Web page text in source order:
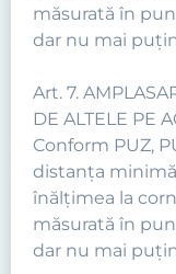
măsurată în
dar nu mai
Art. 7.
DE ALTELE PE
Conform PUZ,
distanţa
înălţimea la
măsurată în
dar nu mai